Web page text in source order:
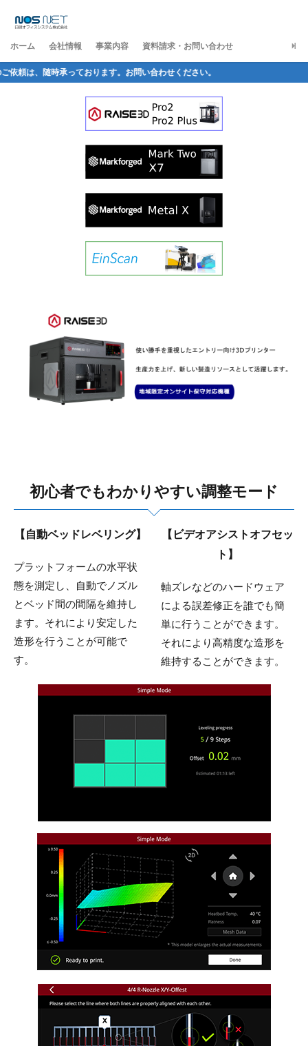
ホーム 会社情報 事業内容 資料請求・お問い合わせ
承っております。お問い合わせください。
初心者でもわかりやすい調整モード
【自動ベッドレベリング】
プラットフォームの水平状
態を測定し、自動でノズル
とベッド間の間隔を維持し
ます。 それにより安定した
造形を行うことが可能で
す。
【ビデオアシストオフセッ
ト】
軸ズレなどのハードウェア
による誤差修正を誰でも簡
単に行うことができます。
それにより高精度な造形を
維持することができます。